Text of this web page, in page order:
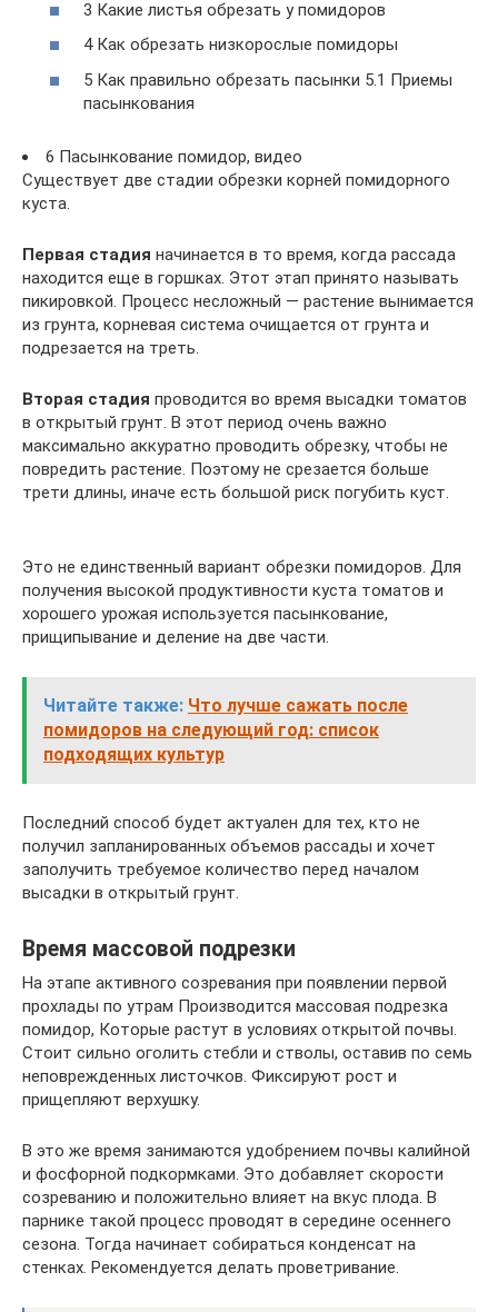
3 Какие листья обрезать у помидоров
4 Как обрезать низкорослые помидоры
5 Как правильно обрезать пасынки 5.1 Приемы
пасынкования
6 Пасынкование помидор, видео
Существует две стадии обрезки корней помидорного
куста.
Первая стадия начинается в то время, когда рассада
находится еще в горшках. Этот этап принято называть
пикировкой. Процесс несложный — растение вынимается
из грунта, корневая система очищается от грунта и
подрезается на треть.
Вторая стадия проводится во время высадки томатов
в открытый грунт. В этот период очень важно
максимально аккуратно проводить обрезку, чтобы не
повредить растение. Поэтому не срезается больше
трети длины, иначе есть большой риск погубить куст.
Это не единственный вариант обрезки помидоров. Для
получения высокой продуктивности куста томатов и
хорошего урожая используется пасынкование,
прищипывание и деление на две части.
Читайте также: Что лучше сажать после
помидоров на следующий год: список
подходящих культур
Последний способ будет актуален для тех, кто не
получил запланированных объемов рассады и хочет
заполучить требуемое количество перед началом
высадки в открытый грунт.
Время массовой подрезки
На этапе активного созревания при появлении первой
прохлады по утрам Производится массовая подрезка
помидор, Которые растут в условиях открытой почвы.
Стоит сильно оголить стебли и стволы, оставив по семь
неповрежденных листочков. Фиксируют рост и
прищепляют верхушку.
В это же время занимаются удобрением почвы калийной
и фосфорной подкормками. Это добавляет скорости
созреванию и положительно влияет на вкус плода. В
парнике такой процесс проводят в середине осеннего
сезона. Тогда начинает собираться конденсат на
стенках. Рекомендуется делать проветривание.